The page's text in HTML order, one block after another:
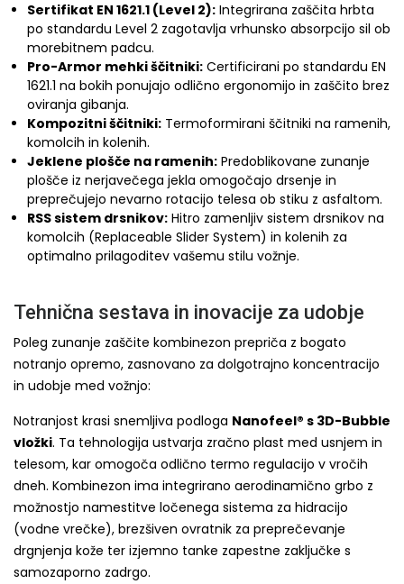
Sertifikat EN 1621.1 (Level 2): Integrirana zaščita hrbta
po standardu Level 2 zagotavlja vrhunsko absorpcijo sil ob
morebitnem padcu.
Pro-Armor mehki ščitniki: Certificirani po standardu EN
1621.1 na bokih ponujajo odlično ergonomijo in zaščito brez
oviranja gibanja.
Kompozitni ščitniki: Termoformirani ščitniki na ramenih,
komolcih in kolenih.
Jeklene plošče na ramenih: Predoblikovane zunanje
plošče iz nerjavečega jekla omogočajo drsenje in
preprečujejo nevarno rotacijo telesa ob stiku z asfaltom.
RSS sistem drsnikov: Hitro zamenljiv sistem drsnikov na
komolcih (Replaceable Slider System) in kolenih za
optimalno prilagoditev vašemu stilu vožnje.
Tehnična sestava in inovacije za udobje
Poleg zunanje zaščite kombinezon prepriča z bogato
notranjo opremo, zasnovano za dolgotrajno koncentracijo
in udobje med vožnjo:
Notranjost krasi snemljiva podloga Nanofeel® s 3D-Bubble
vložki. Ta tehnologija ustvarja zračno plast med usnjem in
telesom, kar omogoča odlično termo regulacijo v vročih
dneh. Kombinezon ima integrirano aerodinamično grbo z
možnostjo namestitve ločenega sistema za hidracijo
(vodne vrečke), brezšiven ovratnik za preprečevanje
drgnjenja kože ter izjemno tanke zapestne zaključke s
samozaporno zadrgo.